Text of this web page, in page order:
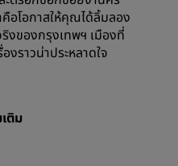
อโอกาสให้คุณได้ลิ้มลอง
ของกรุงเทพฯ เมืองที่
งราวน่าประหลาดใจ
ติม